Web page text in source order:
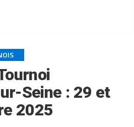
Seine : 29 et
2025